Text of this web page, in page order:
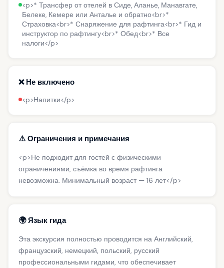
<p>* Трансфер от отелей в Сиде, Аланье, Манавгате,
Белеке, Кемере или Анталье и обратно<br>*
Страховка<br>* Снаряжение для рафтинга<br>* Гид и
инструктор по рафтингу<br>* Обед<br>* Все
налоги</p>
❌ Не включено
<p>Напитки</p>
⚠️ Ограничения и примечания
<p>Не подходит для гостей с физическими
ограничениями, съёмка во время рафтинга
невозможна. Минимальный возраст — 16 лет</p>
🌍 Язык гида
Эта экскурсия полностью проводится на Английский,
французский, немецкий, польский, русский
профессиональными гидами, что обеспечивает